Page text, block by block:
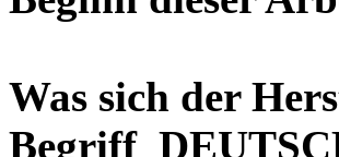
Was sich der
Begriff